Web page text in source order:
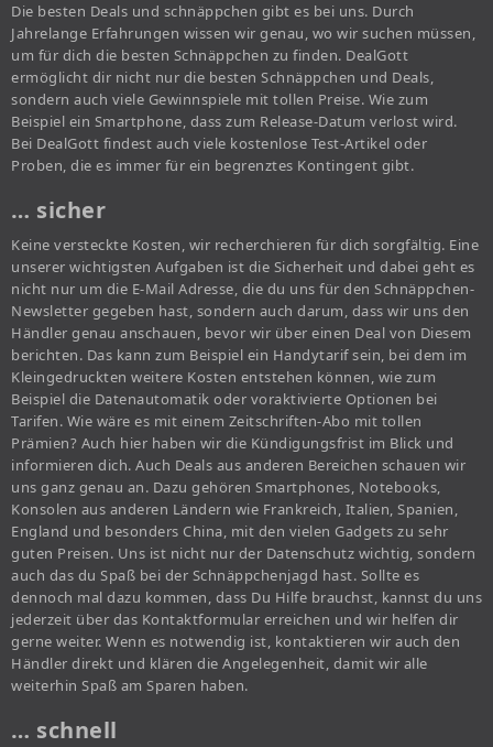
Die besten Deals und schnäppchen gibt es bei uns. Durch
Jahrelange Erfahrungen wissen wir genau, wo wir suchen müssen,
um für dich die besten Schnäppchen zu finden. DealGott
ermöglicht dir nicht nur die besten Schnäppchen und Deals,
sondern auch viele Gewinnspiele mit tollen Preise. Wie zum
Beispiel ein Smartphone, dass zum Release-Datum verlost wird.
Bei DealGott findest auch viele kostenlose Test-Artikel oder
Proben, die es immer für ein begrenztes Kontingent gibt.
… sicher
Keine versteckte Kosten, wir recherchieren für dich sorgfältig. Eine
unserer wichtigsten Aufgaben ist die Sicherheit und dabei geht es
nicht nur um die E-Mail Adresse, die du uns für den Schnäppchen-
Newsletter gegeben hast, sondern auch darum, dass wir uns den
Händler genau anschauen, bevor wir über einen Deal von Diesem
berichten. Das kann zum Beispiel ein Handytarif sein, bei dem im
Kleingedruckten weitere Kosten entstehen können, wie zum
Beispiel die Datenautomatik oder voraktivierte Optionen bei
Tarifen. Wie wäre es mit einem Zeitschriften-Abo mit tollen
Prämien? Auch hier haben wir die Kündigungsfrist im Blick und
informieren dich. Auch Deals aus anderen Bereichen schauen wir
uns ganz genau an. Dazu gehören Smartphones, Notebooks,
Konsolen aus anderen Ländern wie Frankreich, Italien, Spanien,
England und besonders China, mit den vielen Gadgets zu sehr
guten Preisen. Uns ist nicht nur der Datenschutz wichtig, sondern
auch das du Spaß bei der Schnäppchenjagd hast. Sollte es
dennoch mal dazu kommen, dass Du Hilfe brauchst, kannst du uns
jederzeit über das Kontaktformular erreichen und wir helfen dir
gerne weiter. Wenn es notwendig ist, kontaktieren wir auch den
Händler direkt und klären die Angelegenheit, damit wir alle
weiterhin Spaß am Sparen haben.
… schnell